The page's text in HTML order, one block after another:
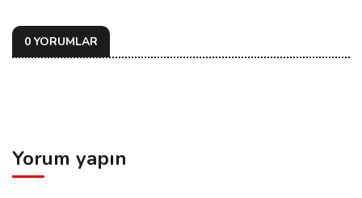
0 YORUMLAR
Yorum yapın